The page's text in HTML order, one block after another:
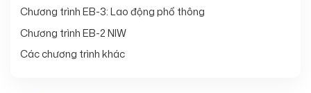
Chương trình EB-3: Lao động phổ thông
Chương trình EB-2 NIW
Các chương trình khác